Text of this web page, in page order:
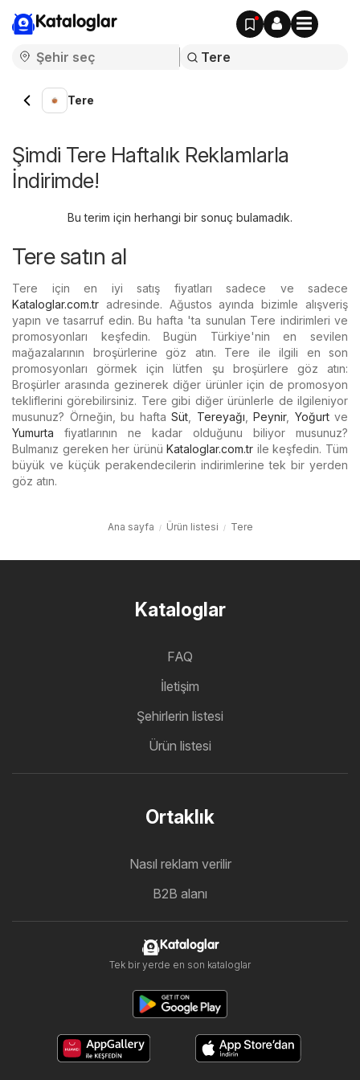
Kataloglar
Tere
Şimdi Tere Haftalık Reklamlarla
İndirimde!
Bu terim için herhangi bir sonuç bulamadık.
Tere satın al
Tere için en iyi satış fiyatları sadece ve sadece
Kataloglar.com.tr adresinde. Ağustos ayında bizimle alışveriş
yapın ve tasarruf edin. Bu hafta 'ta sunulan Tere indirimleri ve
promosyonları keşfedin. Bugün Türkiye'nin en sevilen
mağazalarının broşürlerine göz atın. Tere ile ilgili en son
promosyonları görmek için lütfen şu broşürlere göz atın:
Broşürler arasında gezinerek diğer ürünler için de promosyon
tekliflerini görebilirsiniz. Tere gibi diğer ürünlerle de ilgileniyor
musunuz? Örneğin, bu hafta Süt Tereyağı Peynir, Yoğurtve
Yumurta fiyatlarının ne kadar olduğunu biliyor musunuz?
Bulmanız gereken her ürünüKataloglar.com.tr ile keşfedin. Tüm
büyük ve küçük perakendecilerin indirimlerine tek bir yerden
göz atın.
Ana sayfa Ürün listesi Tere
Kataloglar
FAQ
İletişim
Şehirlerin listesi
Ürün listesi
Ortaklık
Nasıl reklam verilir
B2B alanı
Kataloglar
Tek bir yerde en son kataloglar